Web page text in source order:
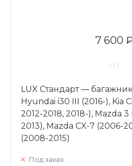
7 600
LUX Стандарт —
Hyundai i30 III (2016-), Kia
2012-2018, 2018-), Mazda
2013), Mazda CX-7 (2006-
(2008-2015)
Под заказ